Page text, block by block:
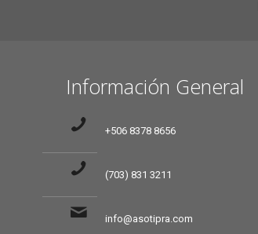
Información General
+506 8378 8656
(703) 831 3211
info@asotipra.com